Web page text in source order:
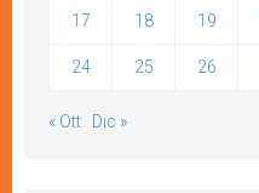
17 18 19
24 25 26
« Ott Dic »